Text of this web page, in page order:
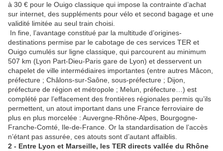
à 30 € pour le Ouigo classique qui impose la contrainte d’achat
sur internet, des suppléments pour vélo et second bagage et une
validité limitée au seul train choisi.
In fine, l’avantage constitué par la multitude d’origines-
destinations permise par le cabotage de ces services TER et
Ouigo cumulés sur ligne classique, qui parcourent au minimum
507 km (Lyon Part-Dieu-Paris gare de Lyon) et desservent un
chapelet de ville intermédiaires importantes (entre autres Mâcon,
préfecture ; Châlons-sur-Saône, sous-préfecture ; Dijon,
préfecture de région et métropole ; Melun, préfecture…) est
complété par l’effacement des frontières régionales permis qu’ils
permettent, un atout important dans une France ferroviaire de
plus en plus morcelée : Auvergne-Rhône-Alpes, Bourgogne-
Franche-Comté, Ile-de-France. Or la standardisation de l’accès
n’étant pas assurée, ces atouts sont d’autant affaiblis.
2 - Entre Lyon et Marseille, les TER directs vallée du Rhône